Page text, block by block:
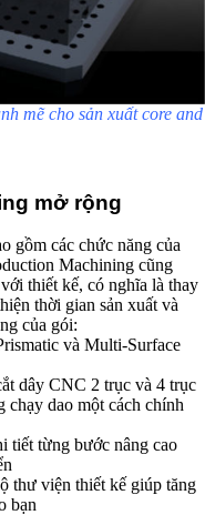
mẽ cho sản xuất core and
mở rộng
gồm các chức năng của
Machining cũng
thiết kế, có nghĩa là thay
thời gian sản xuất và
của gói:
và Multi-Surface
dây CNC 2 trục và 4 trục
chạy dao một cách chính
tiết từng bước nâng cao
thư viện thiết kế giúp tăng
bạn